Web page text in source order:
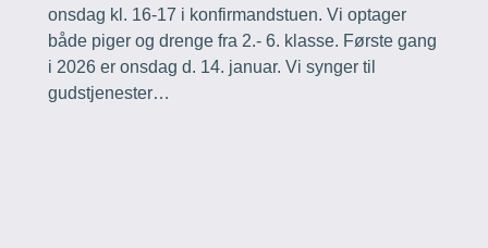
onsdag kl. 16-17 i konfirmandstuen. Vi optager
både piger og drenge fra 2.- 6. klasse. Første gang
i 2026 er onsdag d. 14. januar. Vi synger til
gudstjenester…